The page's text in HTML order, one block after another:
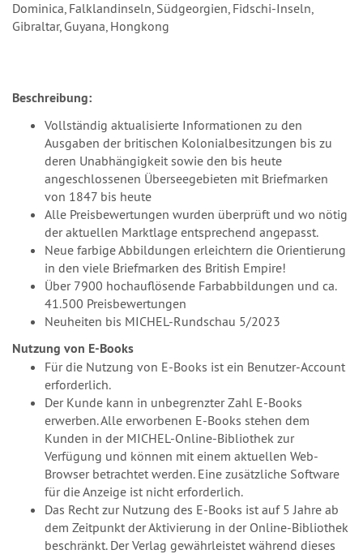
Dominica, Falklandinseln, Südgeorgien, Fidschi-Inseln,
Gibraltar, Guyana, Hongkong
Beschreibung:
Vollständig aktualisierte Informationen zu den
Ausgaben der britischen Kolonialbesitzungen bis zu
deren Unabhängigkeit sowie den bis heute
angeschlossenen Überseegebieten mit Briefmarken
von 1847 bis heute
Alle Preisbewertungen wurden überprüft und wo nötig
der aktuellen Marktlage entsprechend angepasst.
Neue farbige Abbildungen erleichtern die Orientierung
in den viele Briefmarken des British Empire!
Über 7900 hochauflösende Farbabbildungen und ca.
41.500 Preisbewertungen
Neuheiten bis MICHEL-Rundschau 5/2023
Nutzung von E-Books
Für die Nutzung von E-Books ist ein Benutzer-Account
erforderlich.
Der Kunde kann in unbegrenzter Zahl E-Books
erwerben. Alle erworbenen E-Books stehen dem
Kunden in der MICHEL-Online-Bibliothek zur
Verfügung und können mit einem aktuellen Web-
Browser betrachtet werden. Eine zusätzliche Software
für die Anzeige ist nicht erforderlich.
Das Recht zur Nutzung des E-Books ist auf 5 Jahre ab
dem Zeitpunkt der Aktivierung in der Online-Bibliothek
beschränkt. Der Verlag gewährleistet während dieses